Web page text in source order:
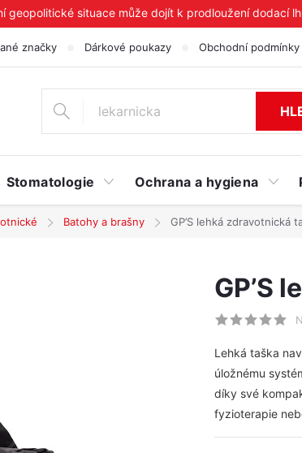
geopolitické situace může dojít k prodloužení dodací
značky Dárkové poukazy Obchodní podmínky
Stomatologie Ochrana a hygiena
Batohy a brašny GP’S lehká zdravotnická
GP’S
Lehká taška
úložnému
díky své
fyzioterapie